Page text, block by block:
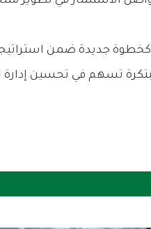
جديدة ضمن
تسهم في تحسين إدارة